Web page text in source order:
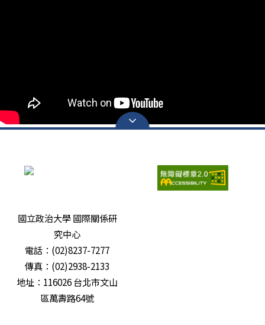
國立政治大學 國際關係研
究中心
電話：(02)8237-7277
傳真：(02)2938-2133
地址：116026 台北市文山
區萬壽路64號